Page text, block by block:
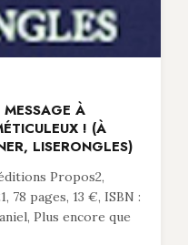
À
! (À
LISERONGLES)
Propos2,
78 pages, 13 €, ISBN :
Plus encore que